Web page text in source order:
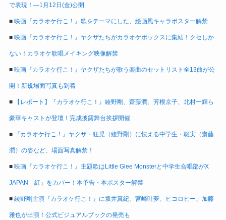
で表現！―1月12日(金)公開
■ 映画『カラオケ行こ！』歌をテーマにした、絵画風キャラポスター解禁
■ 映画『カラオケ行こ！』ヤクザたちがカラオケボックスに集結！クセしか
ない！カラオケ歌唱メイキング映像解禁
■ 映画『カラオケ行こ！』ヤクザたちが歌う楽曲のセットリスト全13曲が公
開！新規場面写真も到着
■ 【レポート】『カラオケ行こ！』綾野剛、齋藤潤、芳根京子、北村一輝ら
豪華キャストが登壇！完成披露舞台挨拶開催
■ 『カラオケ行こ！』ヤクザ・狂児（綾野剛）に怯える中学生・聡実（齋藤
潤）の姿など、場面写真解禁！
■ 映画『カラオケ行こ！』主題歌はLittle Glee Monsterと中学生合唱部がX
JAPAN「紅」をカバー！本予告・本ポスター解禁
■ 綾野剛主演『カラオケ行こ！』に坂井真紀、宮崎吐夢、ヒコロヒー、加藤
雅也が出演！公式ビジュアルブックの発売も